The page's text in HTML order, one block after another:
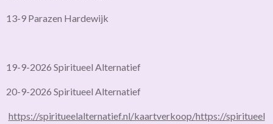
13-9 Parazen Hardewijk
19-9-2026 Spiritueel Alternatief
20-9-2026 Spiritueel Alternatief
https://spiritueelalternatief.nl/kaartverkoop/https://spiritueel